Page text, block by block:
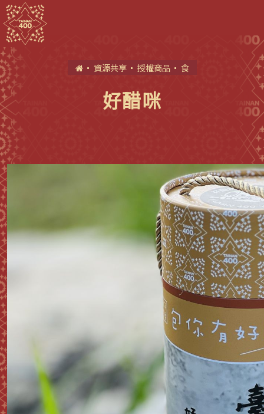
首 資源共享 授權商品 食
好醋咪